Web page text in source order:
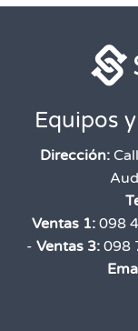
Equipos
Dirección:
Ventas 1:098
- Ventas 3: 098